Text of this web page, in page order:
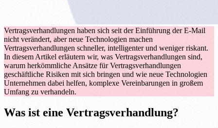
Vertragsverhandlungen haben sich seit der Einführung der E-Mail
nicht verändert, aber neue Technologien machen
Vertragsverhandlungen schneller, intelligenter und weniger riskant.
In diesem Artikel erläutern wir, was Vertragsverhandlungen sind,
warum herkömmliche Ansätze für Vertragsverhandlungen
geschäftliche Risiken mit sich bringen und wie neue Technologien
Unternehmen dabei helfen, komplexe Vereinbarungen in großem
Umfang zu verhandeln.
Was ist eine Vertragsverhandlung?